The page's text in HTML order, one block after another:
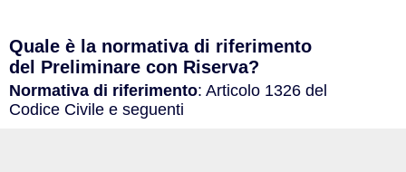
Quale è la normativa di riferimento
del Preliminare con Riserva?
Normativa di riferimento: Articolo 1326 del
Codice Civile e seguenti